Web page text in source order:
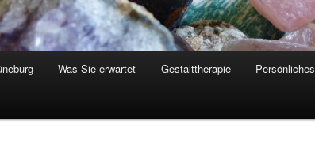
Was Sie erwartet Gestalttherapie Persönliches